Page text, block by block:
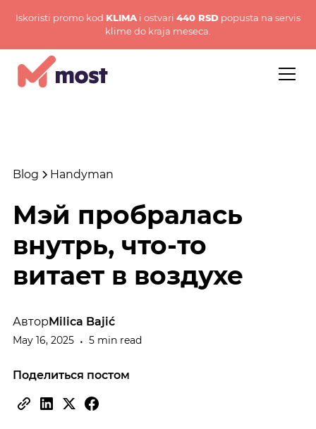
Iskoristi promo kod KLIMA i ostvari 440 RSD popusta na servis
klime do kraja meseca.
Blog Handyman
Мэй пробралась
внутрь, что-то
витает в воздухе
АвторMilica Bajić
May 16, 2025 • 5 min read
Поделиться постом